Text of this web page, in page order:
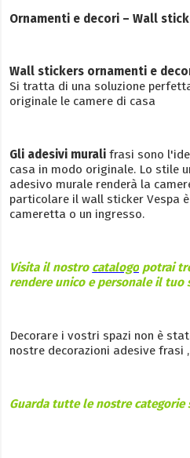
Ornamenti e decori – Wall
Wall stickers ornamenti e
Si tratta di una soluzione
originale le camere di casa
Gli adesivi murali frasi sono
casa in modo originale. Lo stile
adesivo murale renderà la
particolare il wall sticker Vespa
cameretta o un ingresso.
Visita il nostro catalogo potrai
rendere unico e personale il tuo
Decorare i vostri spazi non è
nostre decorazioni adesive
Guarda tutte le nostre categorie